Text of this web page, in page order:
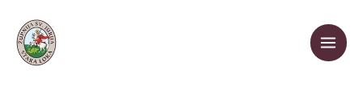
content